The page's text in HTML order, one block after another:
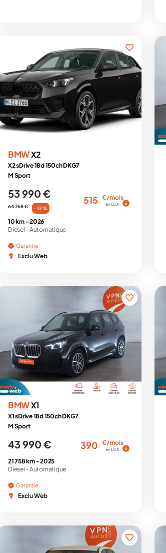
BMWX2
X2 sDrive 18d 150ch DKG7
M Sport
53 990 €
64 758 € -17 %
515 €/mois
en LOA
10 km -2026
Diesel - Automatique
Garantie
Exclu Web
BMWX1
X1 sDrive 18d 150ch DKG7
M Sport
43 990 € 390 €/mois
en LOA
21 758 km -2025
Diesel - Automatique
Garantie
Exclu Web